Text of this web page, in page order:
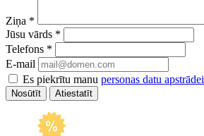
Ziņa *
Jūsu vārds *
Telefons *
E-mail
Es piekrītu manu personas datu apstrādei
Atiestatīt